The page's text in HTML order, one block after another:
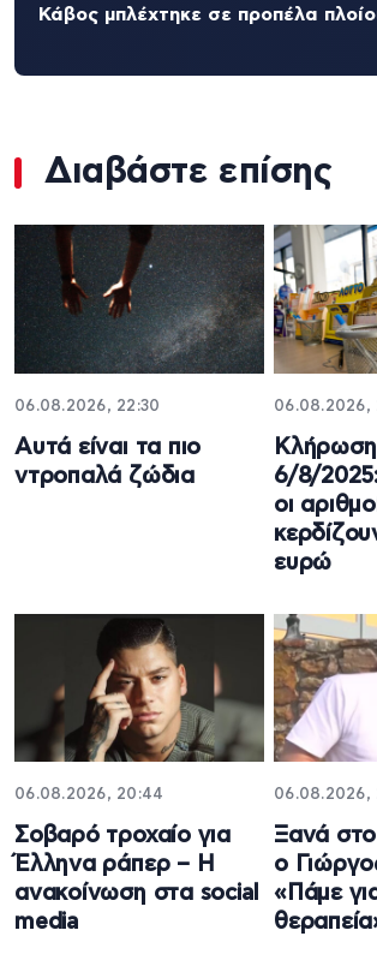
Κάβος μπλέχτηκε σε προπέλα
Διαβάστε επίσης
06.08.2026, 22:30
Αυτά είναι τα πιο
ντροπαλά ζώδια
06.08.2026,
6/8/2025:
οι
ευρώ
06.08.2026, 20:44
Σοβαρό τροχαίο για
Έλληνα ράπερ – Η
ανακοίνωση στα social
media
06.08.2026,
Ξανά
ο
«Πάμε